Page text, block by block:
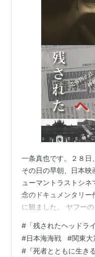
一条真也です。２８日
その日の早朝、日本映
ューマントラストシ
念のドキュメンタリー
に観ました。 ヤフー
め、ダイジェストとし
争、災害事故、インフ
られたニュース映像を
# 「残されたヘッドラ
#日本海海戦 #関東大
# 『死者とともに生きる